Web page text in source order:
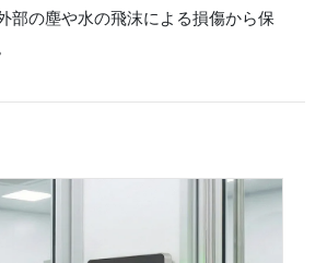
部の塵や水の飛沫による損傷から保